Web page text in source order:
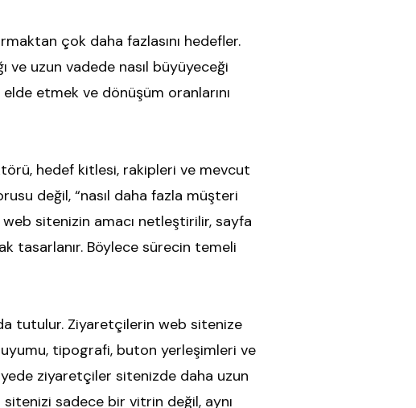
çok daha fazlasını hedefler.
ve uzun vadede nasıl büyüyeceği
etmek ve dönüşüm oranlarını
hedef kitlesi, rakipleri ve mevcut
değil, “nasıl daha fazla müşteri
sitenizin amacı netleştirilir, sayfa
tasarlanır. Böylece sürecin temeli
tutulur. Ziyaretçilerin web sitenize
uyumu, tipografi, buton yerleşimleri ve
ziyaretçiler sitenizde daha uzun
sitenizi sadece bir vitrin değil, aynı